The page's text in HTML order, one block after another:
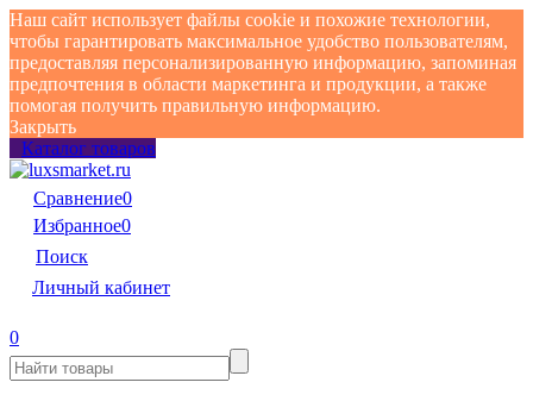
Наш сайт использует файлы cookie и похожие технологии,
чтобы гарантировать максимальное удобство пользователям,
предоставляя персонализированную информацию, запоминая
предпочтения в области маркетинга и продукции, а также
помогая получить правильную информацию.
Закрыть
Каталог товаров
Сравнение0
Избранное0
Поиск
Личный кабинет
0